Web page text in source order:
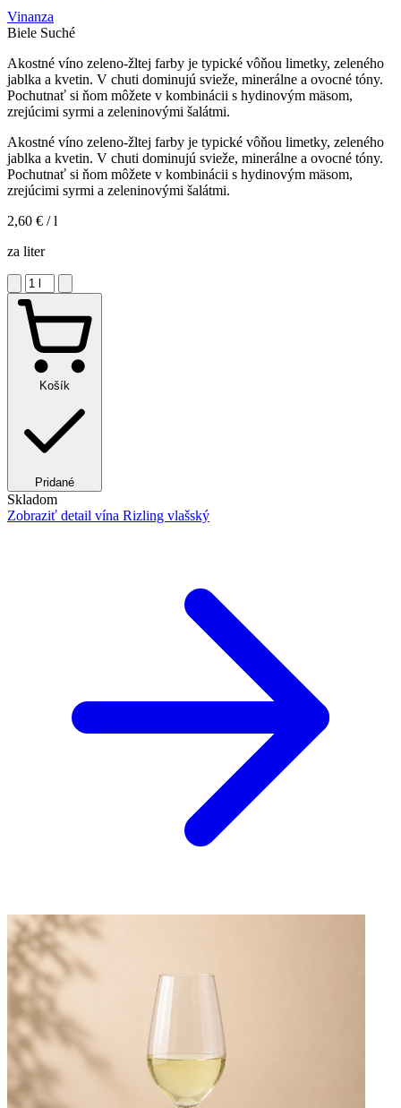
Vinanza
Biele Suché
Akostné víno zeleno-žltej farby je typické vôňou limetky, zeleného
jablka a kvetin. V chuti dominujú svieže, minerálne a ovocné tóny.
Pochutnať si ňom môžete v kombinácii s hydinovým mäsom,
zrejúcimi syrmi a zeleninovými šalátmi.
Akostné víno zeleno-žltej farby je typické vôňou limetky, zeleného
jablka a kvetin. V chuti dominujú svieže, minerálne a ovocné tóny.
Pochutnať si ňom môžete v kombinácii s hydinovým mäsom,
zrejúcimi syrmi a zeleninovými šalátmi.
2,60 € / l
za liter
Košík
Pridané
Skladom
Zobraziť detail vína Rizling vlašský